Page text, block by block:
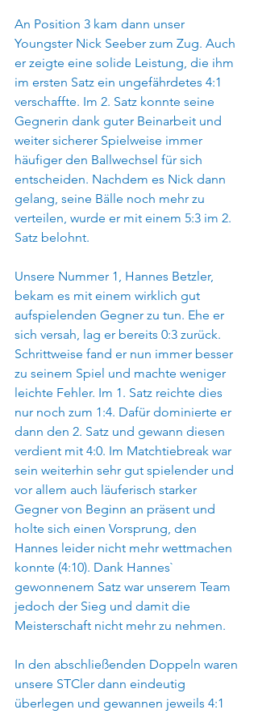
An Position 3 kam dann unser
Youngster Nick Seeber zum Zug. Auch
er zeigte eine solide Leistung, die ihm
im ersten Satz ein ungefährdetes 4:1
verschaffte. Im 2. Satz konnte seine
Gegnerin dank guter Beinarbeit und
weiter sicherer Spielweise immer
häufiger den Ballwechsel für sich
entscheiden. Nachdem es Nick dann
gelang, seine Bälle noch mehr zu
verteilen, wurde er mit einem 5:3 im 2.
Satz belohnt.
Unsere Nummer 1, Hannes Betzler,
bekam es mit einem wirklich gut
aufspielenden Gegner zu tun. Ehe er
sich versah, lag er bereits 0:3 zurück.
Schrittweise fand er nun immer besser
zu seinem Spiel und machte weniger
leichte Fehler. Im 1. Satz reichte dies
nur noch zum 1:4. Dafür dominierte er
dann den 2. Satz und gewann diesen
verdient mit 4:0. Im Matchtiebreak war
sein weiterhin sehr gut spielender und
vor allem auch läuferisch starker
Gegner von Beginn an präsent und
holte sich einen Vorsprung, den
Hannes leider nicht mehr wettmachen
konnte (4:10). Dank Hannes`
gewonnenem Satz war unserem Team
jedoch der Sieg und damit die
Meisterschaft nicht mehr zu nehmen.
In den abschließenden Doppeln waren
unsere STCler dann eindeutig
überlegen und gewannen jeweils 4:1